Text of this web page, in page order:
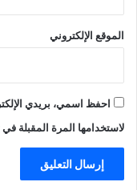
الموقع الإلكتروني
احفظ اسمي، بريدي
لاستخدامها المرة المقبلة